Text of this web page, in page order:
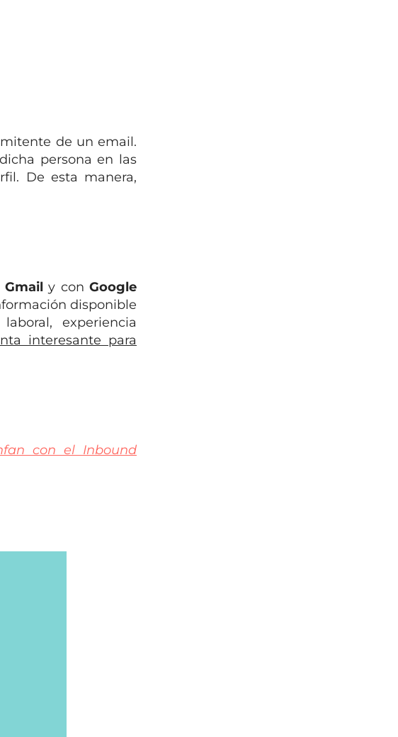
de un email.
persona en las
De esta manera,
Gmail y conGoogle
disponible
experiencia
interesante para
con el Inbound